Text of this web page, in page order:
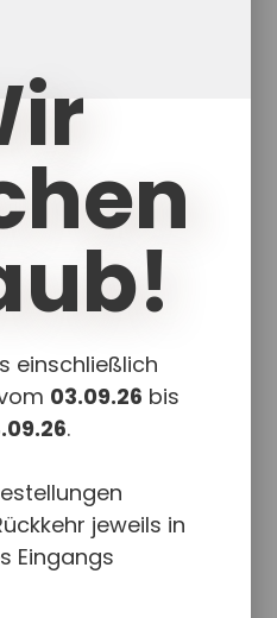
J)
Laut J.
einschließlich
03.09.26 bis
.
jeweils in
Eingangs